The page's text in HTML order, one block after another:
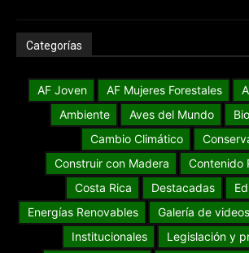
Categorías
AF Joven AF Mujeres Forestales
Ambiente
Aves del Mundo
Cambio Climático
Construir con Madera
Contenido
Costa Rica
Destacadas
Energías Renovables
Galería de videos
Institucionales
Legislación y